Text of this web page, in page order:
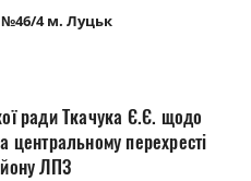
влада
№46/4 м. Луцьк
ради Ткачука Є.Є. щодо
центральному перехресті
ЛПЗ